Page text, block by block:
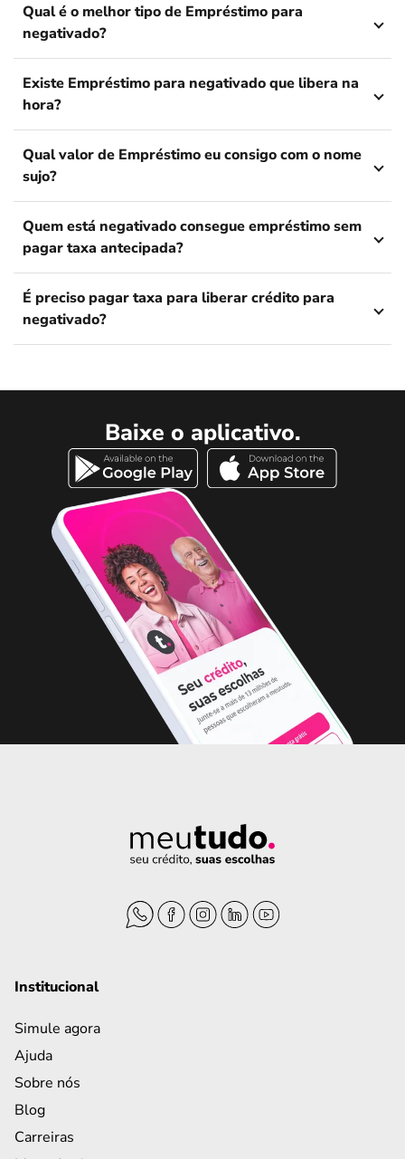
Qual é o melhor tipo de Empréstimo para
negativado?
Existe Empréstimo para negativado que libera na
hora?
Qual valor de Empréstimo eu consigo com o nome
sujo?
Quem está negativado consegue empréstimo sem
pagar taxa antecipada?
É preciso pagar taxa para liberar crédito para
negativado?
Baixe o aplicativo.
Institucional
Simule agora
Ajuda
Sobre nós
Blog
Carreiras